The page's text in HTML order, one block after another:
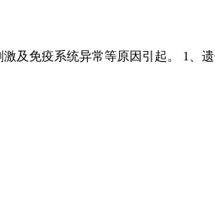
及免疫系统异常等原因引起。 1、